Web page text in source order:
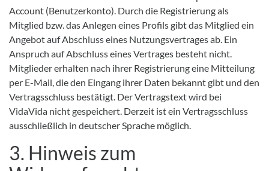
Account (Benutzerkonto). Durch die Registrierung als
Mitglied bzw. das Anlegen eines Profils gibt das Mitglied ein
Angebot auf Abschluss eines Nutzungsvertrages ab. Ein
Anspruch auf Abschluss eines Vertrages besteht nicht.
Mitglieder erhalten nach ihrer Registrierung eine Mitteilung
per E-Mail, die den Eingang ihrer Daten bekannt gibt und den
Vertragsschluss bestätigt. Der Vertragstext wird bei
VidaVida nicht gespeichert. Derzeit ist ein Vertragsschluss
ausschließlich in deutscher Sprache möglich.
3. Hinweis zum